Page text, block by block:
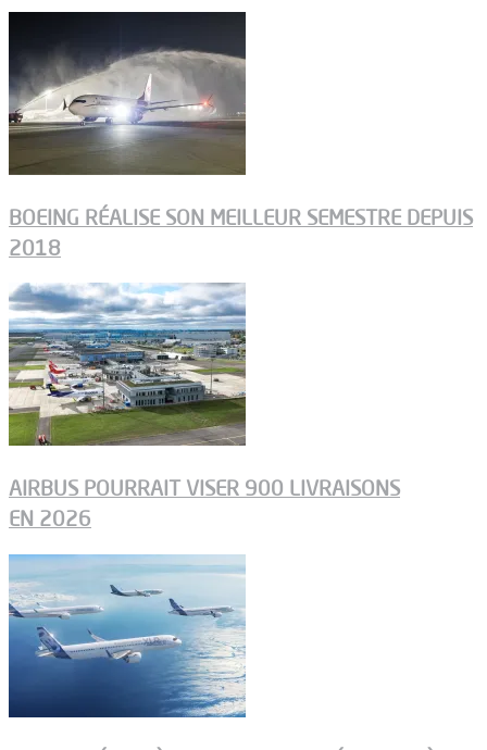
BOEING RÉALISE SON MEILLEUR SEMESTRE DEPUIS
2018
AIRBUS POURRAIT VISER 900 LIVRAISONS
EN 2026